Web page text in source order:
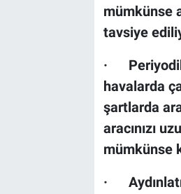
mümkünse
tavsiye
· Periyodik
havalarda
şartlarda
aracınızı
mümkünse
·